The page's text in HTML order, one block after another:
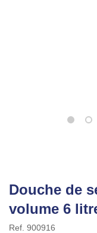
Douche de
volume 6
Ref. 900916